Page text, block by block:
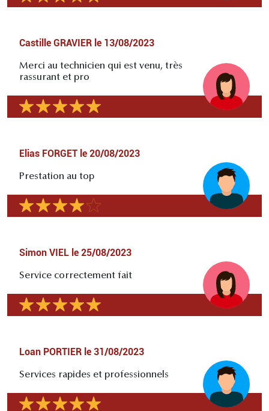
Castille GRAVIER le 13/08/2023
Merci au technicien qui est venu, très
rassurant et pro
Elias FORGET le 20/08/2023
Prestation au top
Simon VIEL le 25/08/2023
Service correctement fait
Loan PORTIER le 31/08/2023
Services rapides et professionnels